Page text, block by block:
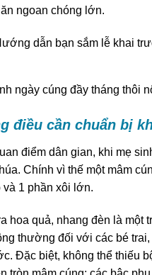
ngoan chóng lớn.
dẫn bạn sắm lễ khai
ngày cúng đầy tháng thôi
điều cần chuẩn bị
điểm dân gian, khi mẹ
Chính vì thế một mâm
và 1 phần xôi lớn.
hoa quả, nhang đèn là một
thường đối với các bé
Đặc biệt, không thể thiếu